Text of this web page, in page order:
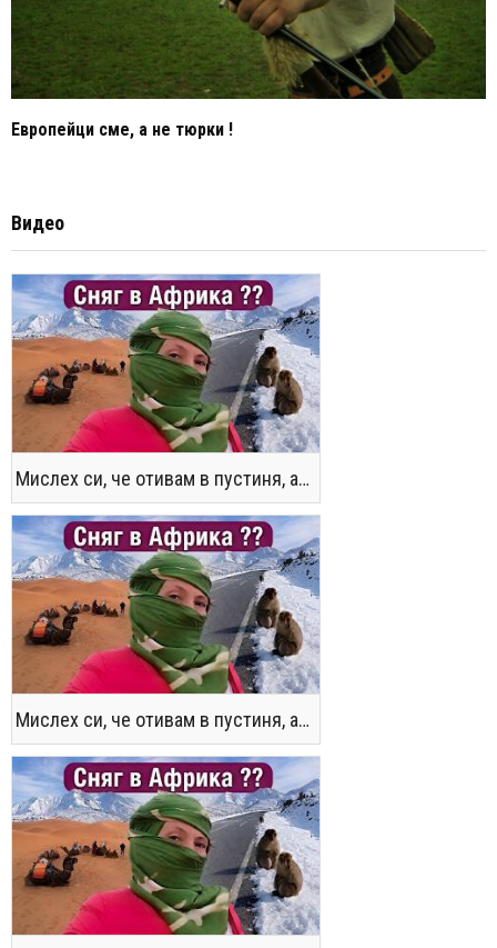
Европейци сме, а не тюрки !
Видео
Мислех си, че отивам в пустиня, а се озовах в снега !! / Not the Morocco You Know
Мислех си, че отивам в пустиня, а се озовах в снега !! / Not the Morocco You Know